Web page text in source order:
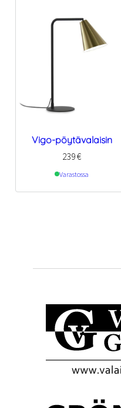
Vigo-pöytävalaisin
239€
Varastossa